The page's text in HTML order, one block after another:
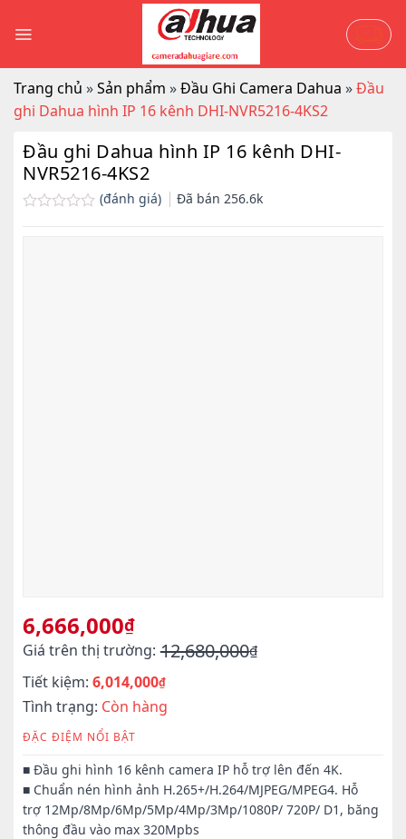
Trang chủ »Sản phẩm »Đầu Ghi Camera Dahua »Đầu
ghi Dahua hình IP 16 kênh DHI-NVR5216-4KS2
Đầu ghi Dahua hình IP 16 kênh DHI-
NVR5216-4KS2
(đánh giá) Đã bán 256.6k
12,680,000₫
gốc
là:
12,680,000₫.
6,666,000₫
hiện
tại
là:
6,666,000₫.
Giá trên thị trường:
Tiết kiệm: 6,014,000₫
Tình trạng: Còn hàng
ĐẶC ĐIỆM NỔI BẬT
■ Đầu ghi hình 16 kênh camera IP hỗ trợ lên đến 4K.
■ Chuẩn nén hình ảnh H.265+/H.264/MJPEG/MPEG4. Hỗ
trợ 12Mp/8Mp/6Mp/5Mp/4Mp/3Mp/1080P/ 720P/ D1, băng
thông đầu vào max 320Mpbs